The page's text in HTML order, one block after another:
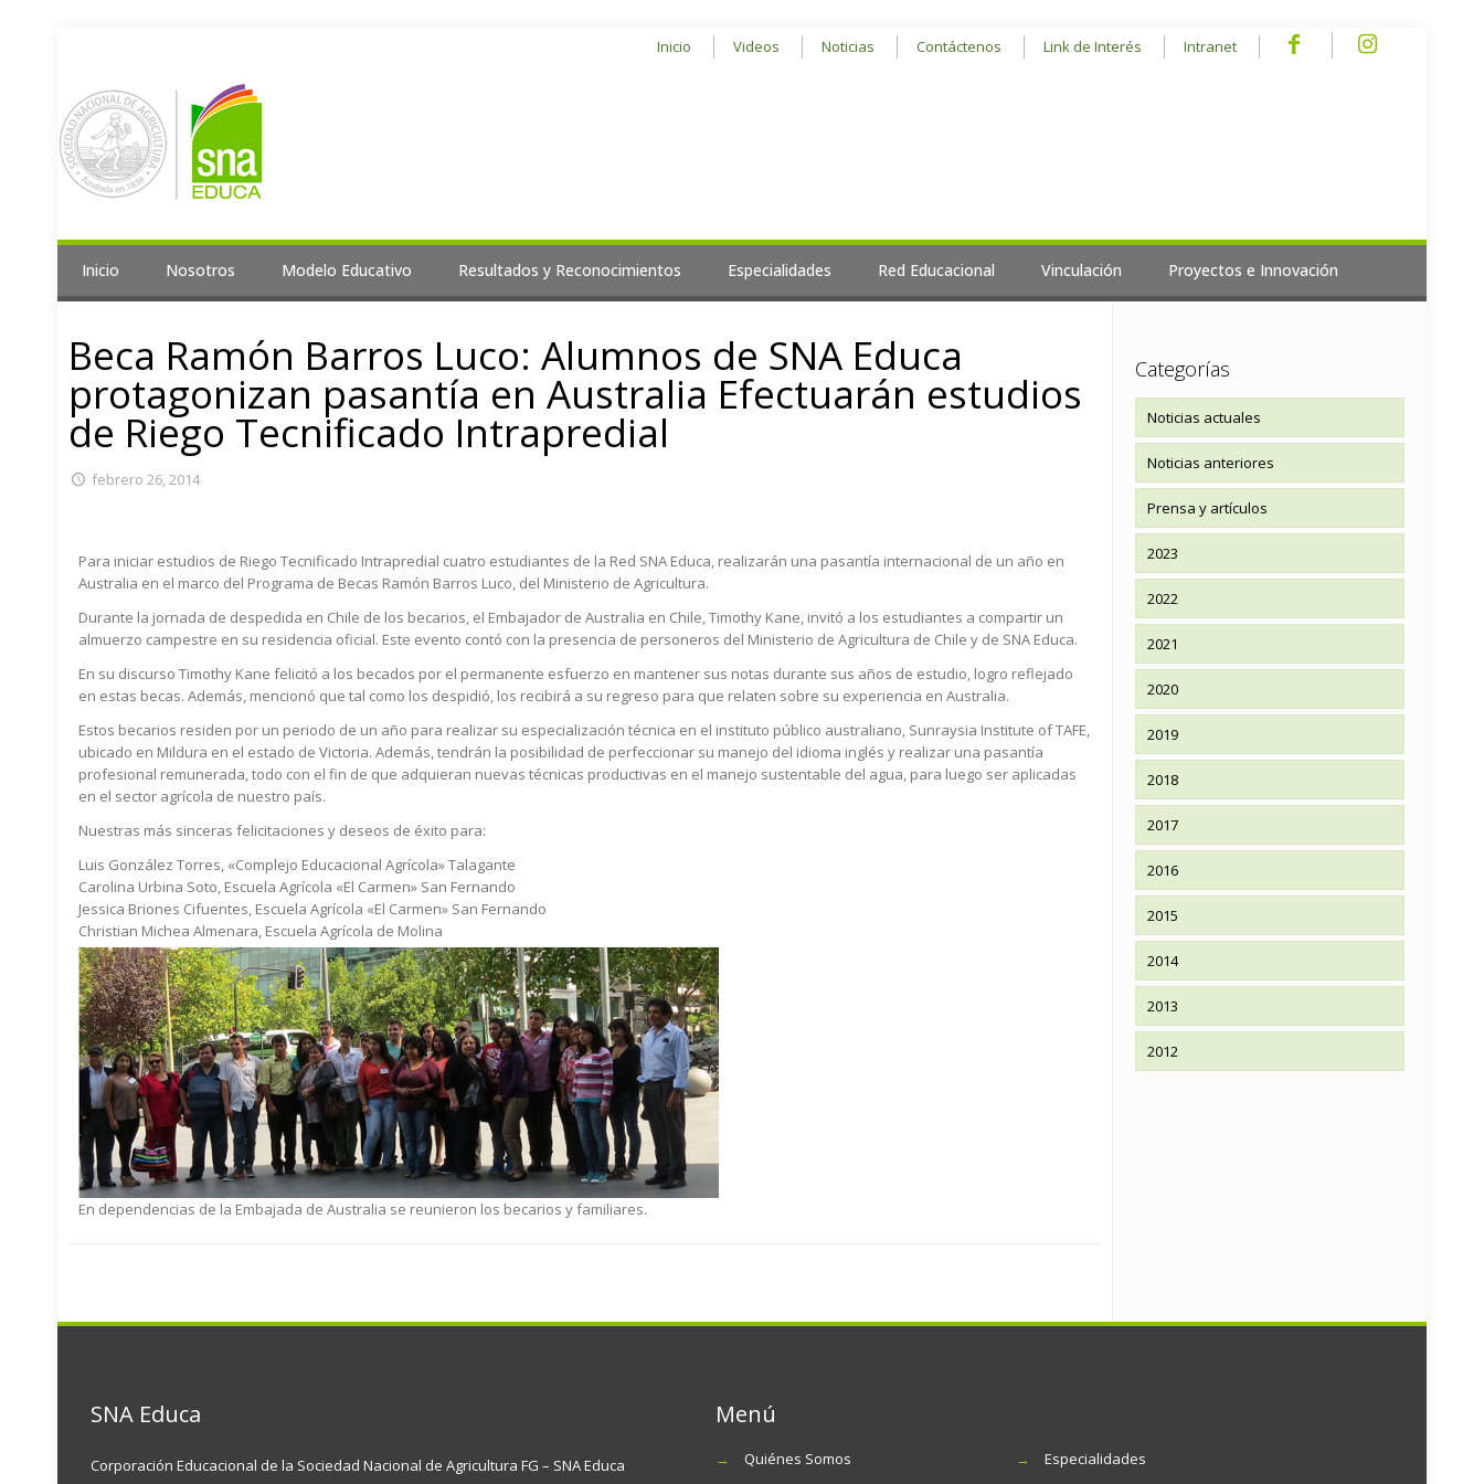
Inicio Videos Noticias Contáctenos Link de Interés Intranet
Inicio Nosotros Modelo Educativo Resultados y Reconocimientos Especialidades Red Educacional Vinculación Proyectos e Innovación
Beca Ramón Barros Luco: Alumnos de SNA Educa
protagonizan pasantía en Australia Efectuarán estudios
de Riego Tecnificado Intrapredial
febrero 26, 2014
Para iniciar estudios de Riego Tecnificado Intrapredial cuatro estudiantes de la Red SNA Educa, realizarán una pasantía internacional de un año en
Australia en el marco del Programa de Becas Ramón Barros Luco, del Ministerio de Agricultura.
Durante la jornada de despedida en Chile de los becarios, el Embajador de Australia en Chile, Timothy Kane, invitó a los estudiantes a compartir un
almuerzo campestre en su residencia oficial. Este evento contó con la presencia de personeros del Ministerio de Agricultura de Chile y de SNA Educa.
En su discurso Timothy Kane felicitó a los becados por el permanente esfuerzo en mantener sus notas durante sus años de estudio, logro reflejado
en estas becas. Además, mencionó que tal como los despidió, los recibirá a su regreso para que relaten sobre su experiencia en Australia.
Estos becarios residen por un periodo de un año para realizar su especialización técnica en el instituto público australiano, Sunraysia Institute of TAFE,
ubicado en Mildura en el estado de Victoria. Además, tendrán la posibilidad de perfeccionar su manejo del idioma inglés y realizar una pasantía
profesional remunerada, todo con el fin de que adquieran nuevas técnicas productivas en el manejo sustentable del agua, para luego ser aplicadas
en el sector agrícola de nuestro país.
Nuestras más sinceras felicitaciones y deseos de éxito para:
Luis González Torres, «Complejo Educacional Agrícola» Talagante
Carolina Urbina Soto, Escuela Agrícola «El Carmen» San Fernando
Jessica Briones Cifuentes, Escuela Agrícola «El Carmen» San Fernando
Christian Michea Almenara, Escuela Agrícola de Molina
En dependencias de la Embajada de Australia se reunieron los becarios y familiares.
Categorías
Noticias actuales
Noticias anteriores
Prensa y artículos
2023
2022
2021
2020
2019
2018
2017
2016
2015
2014
2013
2012
SNA Educa
Corporación Educacional de la Sociedad Nacional de Agricultura FG – SNA Educa
Menú
→
Quiénes Somos
→
Especialidades